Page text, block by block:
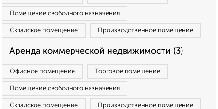
Помещение свободного назначения
Складское помещение Производственное помещение
Аренда коммерческой недвижимости (3)
Офисное помещение Торговое помещение
Помещение свободного назначения
Складское помещение Производственное помещение